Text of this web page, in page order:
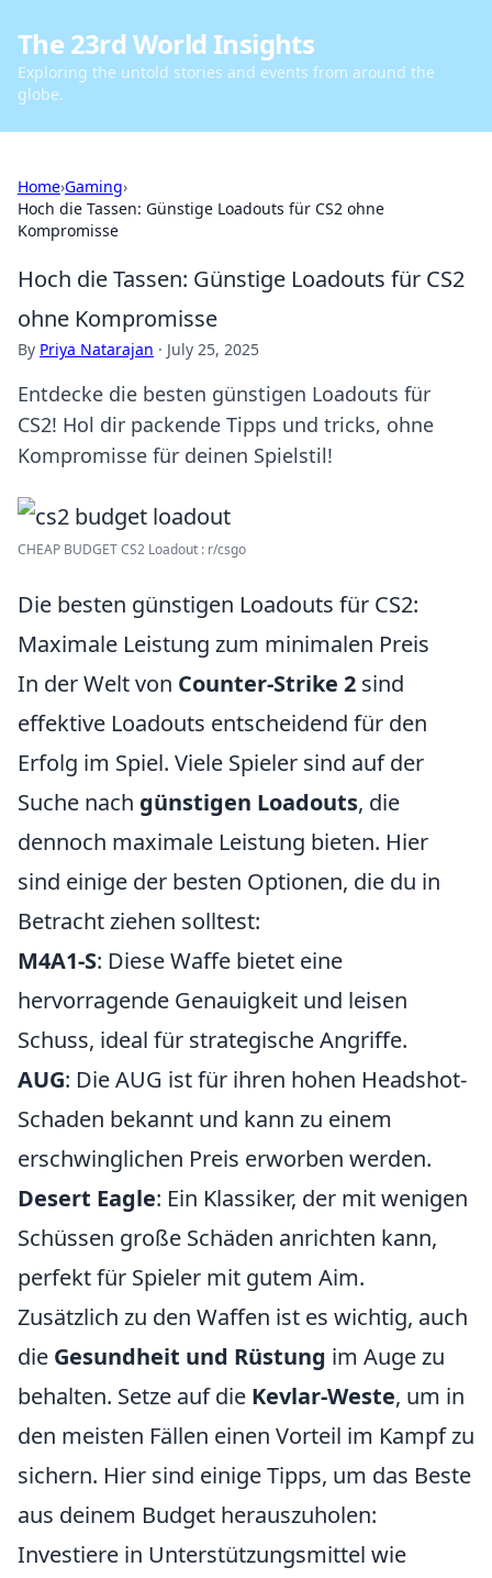
The 23rd World Insights
Exploring the untold stories and events from around the
globe.
Home›Gaming›
Hoch die Tassen: Günstige Loadouts für CS2 ohne
Kompromisse
Hoch die Tassen: Günstige Loadouts für CS2
ohne Kompromisse
By Priya Natarajan · July 25, 2025
Entdecke die besten günstigen Loadouts für
CS2! Hol dir packende Tipps und tricks, ohne
Kompromisse für deinen Spielstil!
CHEAP BUDGET CS2 Loadout : r/csgo
Die besten günstigen Loadouts für CS2:
Maximale Leistung zum minimalen Preis
In der Welt von Counter-Strike 2 sind
effektive Loadouts entscheidend für den
Erfolg im Spiel. Viele Spieler sind auf der
Suche nach günstigen Loadouts, die
dennoch maximale Leistung bieten. Hier
sind einige der besten Optionen, die du in
Betracht ziehen solltest:
M4A1-S: Diese Waffe bietet eine
hervorragende Genauigkeit und leisen
Schuss, ideal für strategische Angriffe.
AUG: Die AUG ist für ihren hohen Headshot-
Schaden bekannt und kann zu einem
erschwinglichen Preis erworben werden.
Desert Eagle: Ein Klassiker, der mit wenigen
Schüssen große Schäden anrichten kann,
perfekt für Spieler mit gutem Aim.
Zusätzlich zu den Waffen ist es wichtig, auch
die Gesundheit und Rüstung im Auge zu
behalten. Setze auf die Kevlar-Weste, um in
den meisten Fällen einen Vorteil im Kampf zu
sichern. Hier sind einige Tipps, um das Beste
aus deinem Budget herauszuholen:
Investiere in Unterstützungsmittel wie